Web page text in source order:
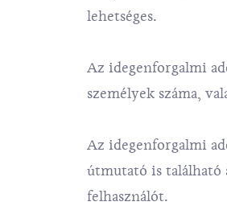
lehetséges.
Az idegenforgalmi
személyek száma,
Az idegenforgalmi
útmutató is található
felhasználót.